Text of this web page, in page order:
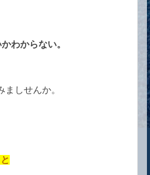
わからない。
しせんか。